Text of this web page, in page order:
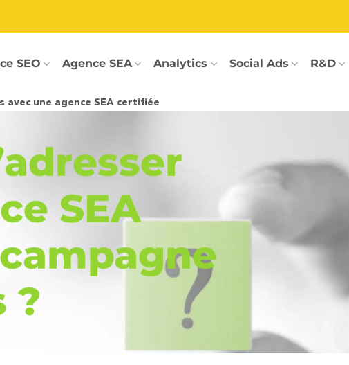
SEO Agence SEA Analytics Social Ads R&D
une agence SEA certifiée
SEA
?